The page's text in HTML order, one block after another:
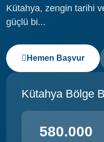
Kütahya, zengin tarihi
güçlü bi...
Hemen Başvur
Kütahya Bölge
580.000